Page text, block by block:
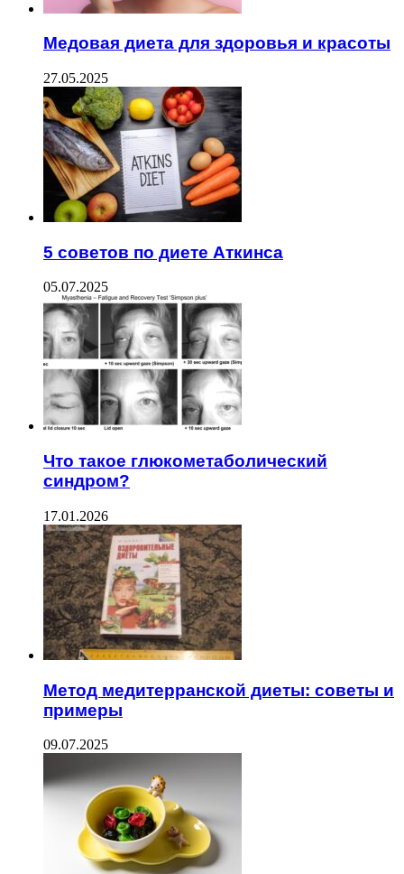
Медовая диета для здоровья и красоты
27.05.2025
5 советов по диете Аткинса
05.07.2025
Что такое глюкометаболический
синдром?
17.01.2026
Метод медитерранской диеты: советы и
примеры
09.07.2025